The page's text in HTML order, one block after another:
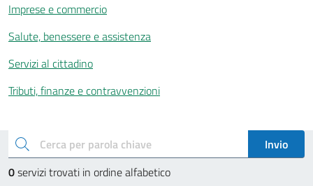
Imprese e commercio
Salute, benessere e assistenza
Servizi al cittadino
Tributi, finanze e contravvenzioni
Esplora tutti i servizi
cerca
Invio
0servizi trovati in ordine alfabetico